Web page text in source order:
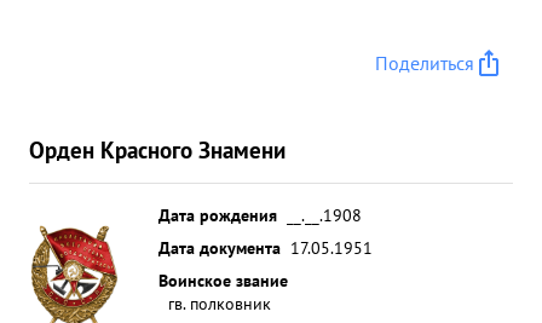
Поделиться
Орден Красного Знамени
Дата рождения
__.__.1908
Дата документа 17.05.1951
Воинское звание
гв. полковник